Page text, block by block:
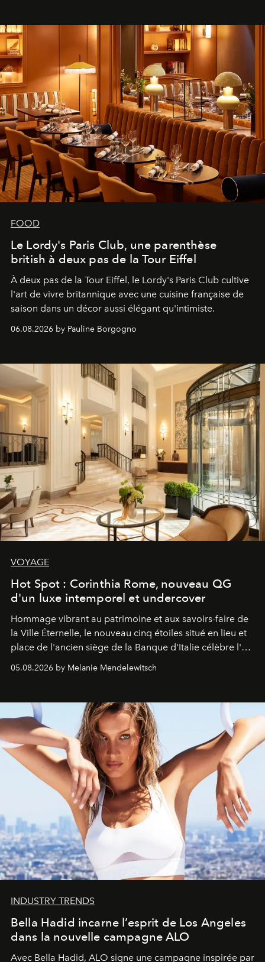
FOOD
Le Lordy's Paris Club, une parenthèse
british à deux pas de la Tour Eiffel
À deux pas de la Tour Eiffel, le Lordy's Paris Club cultive
l'art de vivre britannique avec une cuisine française de
saison dans un décor aussi élégant qu'intimiste.
06.08.2026 by Pauline Borgogno
VOYAGE
Hot Spot : Corinthia Rome, nouveau QG
d'un luxe intemporel et undercover
Hommage vibrant au patrimoine et aux savoirs-faire de
la Ville Éternelle, le nouveau cinq étoiles situé en lieu et
place de l'ancien siège de la Banque d'Italie célèbre l'art
de vivre Romain dans toute son élégance intemporelle.
05.08.2026 by Melanie Mendelewitsch
INDUSTRY TRENDS
Bella Hadid incarne l’esprit de Los Angeles
dans la nouvelle campagne ALO
Avec Bella Hadid, ALO signe une campagne inspirée par